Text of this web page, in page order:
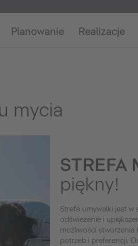
Planowanie Realizacje
mycia
STREFA
piękny!
Strefa umywalki jest w
odświeżenie i
możliwości stworzenia
potrzeb i preferencji.